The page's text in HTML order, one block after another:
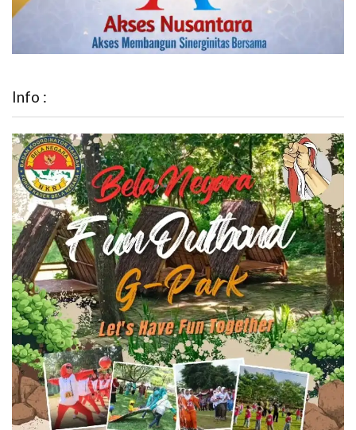
Info :